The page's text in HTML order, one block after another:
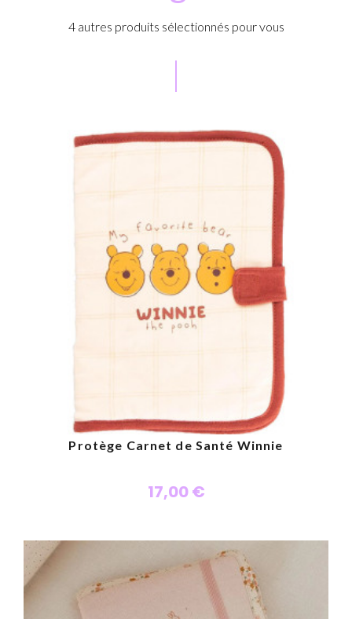
4 autres produits sélectionnés pour vous
Personnaliser
Protège Carnet de Santé Winnie
17,00 €